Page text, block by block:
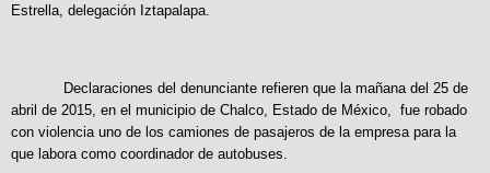
Estrella, delegación Iztapalapa.
Declaraciones del denunciante refieren que la mañana del 25 de
abril de 2015, en el municipio de Chalco, Estado de México, fue robado
con violencia uno de los camiones de pasajeros de la empresa para la
que labora como coordinador de autobuses.